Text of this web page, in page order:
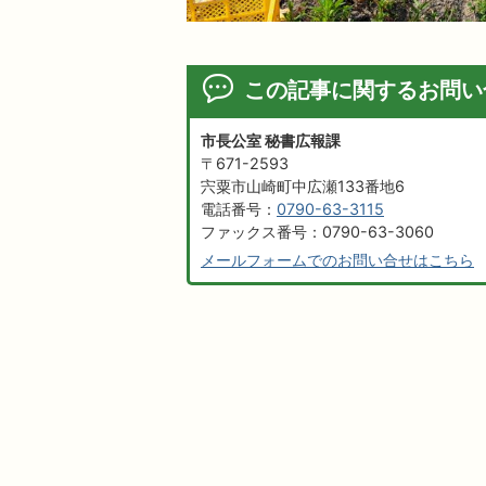
この記事に関するお問
市長公室 秘書広報課
〒671-2593
宍粟市山崎町中広瀬133番地6
電話番号： 0790-63-3115
ファックス番号：0790-63-3060
メールフォームでのお問い合せはこちら